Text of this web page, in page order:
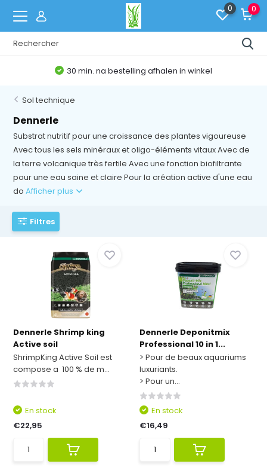
0 0
Belgische Webshop
Sol technique
Dennerle
Substrat nutritif pour une croissance des plantes vigoureuse
Avec tous les sels minéraux et oligo-éléments vitaux Avec de
la terre volcanique très fertile Avec une fonction biofiltrante
pour une eau saine et claire Pour la création active d'une eau
doAfficher plus
Filtres
Dennerle Shrimp king
Active soil
ShrimpKing Active Soil est
compose a 100 % de m...
En stock
€22,95
Dennerle Deponitmix
Professional 10 in 1...
> Pour de beaux aquariums
luxuriants.
> Pour un...
En stock
€16,49